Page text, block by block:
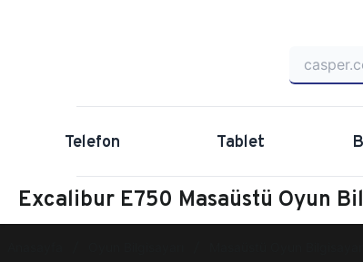
Telefon Tablet
Excalibur E750 Masaüstü Oyun